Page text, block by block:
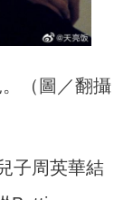
（圖／翻攝
子周英華結